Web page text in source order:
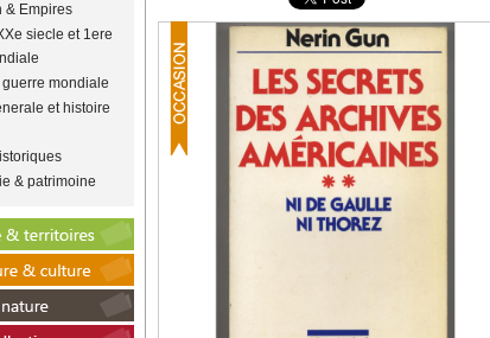
& Empires
siecle et 1ere
mondiale
et histoire
& patrimoine